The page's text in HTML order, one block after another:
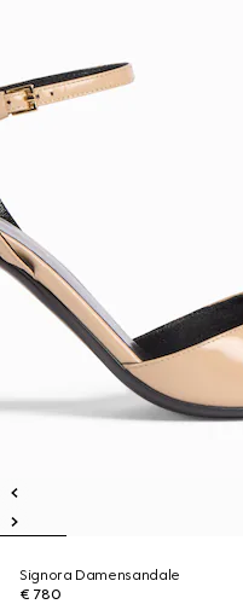
Signora Damensandale
€ 780